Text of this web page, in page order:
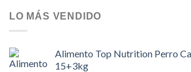
LO MÁS VENDIDO
Alimento Top Nutrition Perro
15+3kg